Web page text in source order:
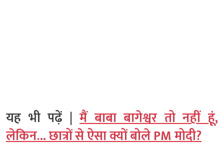
यह भी पढ़ें |मैं बाबा बागेश्वर तो नहीं हूं,
लेकिन… छात्रों से ऐसा क्यों बोले PM मोदी?